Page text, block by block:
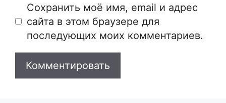
Сайт
Сохранить моё имя, email и адрес
сайта в этом браузере для
последующих моих комментариев.